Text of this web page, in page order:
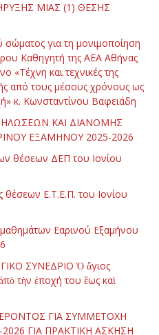
ΜΙΑΣ (1) ΘΕΣΗΣ
σώματος για τη μονιμοποίηση
Καθηγητή της ΑΕΑ Αθήνας
«Τέχνη και τεχνικές της
από τους μέσους χρόνους ως
κ. Κωνσταντίνου Βαφειάδη
ΚΑΙ ΔΙΑΝΟΜΗΣ
ΕΞΑΜΗΝΟΥ 2025-2026
θέσεων ΔΕΠ του Ιονίου
Ε.Τ.Ε.Π. του Ιονίου
Εαρινού Εξαμήνου
ΣΥΝΕΔΡΙΟ Ὁ ἅγιος
τὴν ἐποχή του ἕως καὶ
ΓΙΑ ΣΥΜΜΕΤΟΧΗ
2026 ΓΙΑ ΠΡΑΚΤΙΚΗ ΑΣΚΗΣΗ